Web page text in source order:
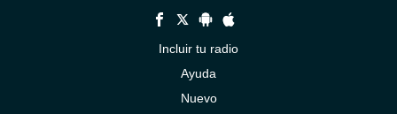
Incluir tu radio
Ayuda
Nuevo